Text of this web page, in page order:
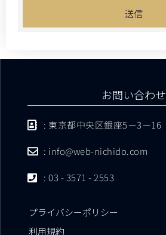
送信
お問い合わせ
: 東京都中央区銀座5－3－16
: info@web-nichido.com
: 03 - 3571 - 2553
プライバシーポリシー
利用規約